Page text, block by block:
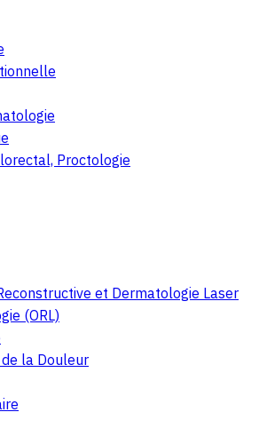
Proctologie
et Dermatologie Laser
(ORL)
la Douleur